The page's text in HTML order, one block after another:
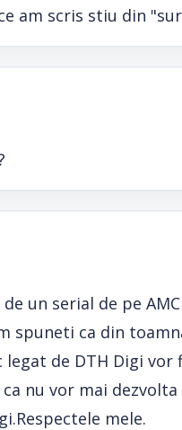
am scris stiu din
un serial de pe
spuneti ca din
de DTH Digi
nu vor mai
mele.